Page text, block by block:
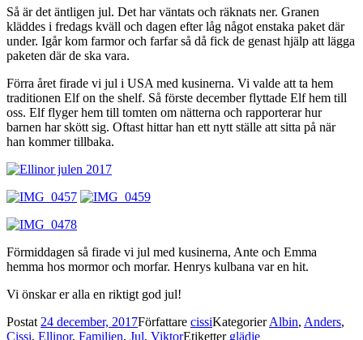
Så är det äntligen jul. Det har väntats och räknats ner. Granen
kläddes i fredags kväll och dagen efter låg något enstaka paket där
under. Igår kom farmor och farfar så då fick de genast hjälp att lägga
paketen där de ska vara.
Förra året firade vi jul i USA med kusinerna. Vi valde att ta hem
traditionen Elf on the shelf. Så förste december flyttade Elf hem till
oss. Elf flyger hem till tomten om nätterna och rapporterar hur
barnen har skött sig. Oftast hittar han ett nytt ställe att sitta på när
han kommer tillbaka.
Förmiddagen så firade vi jul med kusinerna, Ante och Emma
hemma hos mormor och morfar. Henrys kulbana var en hit.
Vi önskar er alla en riktigt god jul!
Postat 24 december, 2017Författare cissiKategorierAlbin, Anders,
Cissi, Ellinor, Familjen, Jul, ViktorEtiketter glädje